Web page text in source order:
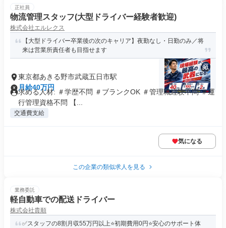
正社員
物流管理スタッフ(大型ドライバー経験者歓迎)
株式会社エルレクス
【大型ドライバー卒業後の次のキャリア】夜勤なし・日勤のみ／将
来は営業所責任者も目指せます
東京都あきる野市武蔵五日市駅
月給40万円
求める人材: ＃学歴不問 ＃ブランクOK ＃管理職経験不問 ＃運
行管理資格不問 【...
交通費支給
気になる
この企業の類似求人を見る
業務委託
軽自動車での配送ドライバー
株式会社貴順
✅スタッフの8割月収55万円以上⭐️初期費用0円⭐️安心のサポート体